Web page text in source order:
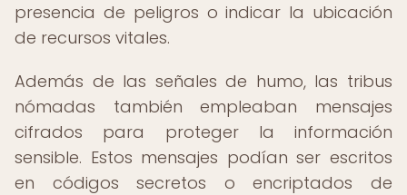
presencia de peligros o indicar la ubicación
de recursos vitales.
Además de las señales de humo, las tribus
nómadas también empleaban mensajes
cifrados para proteger la información
sensible. Estos mensajes podían ser escritos
en códigos secretos o encriptados de